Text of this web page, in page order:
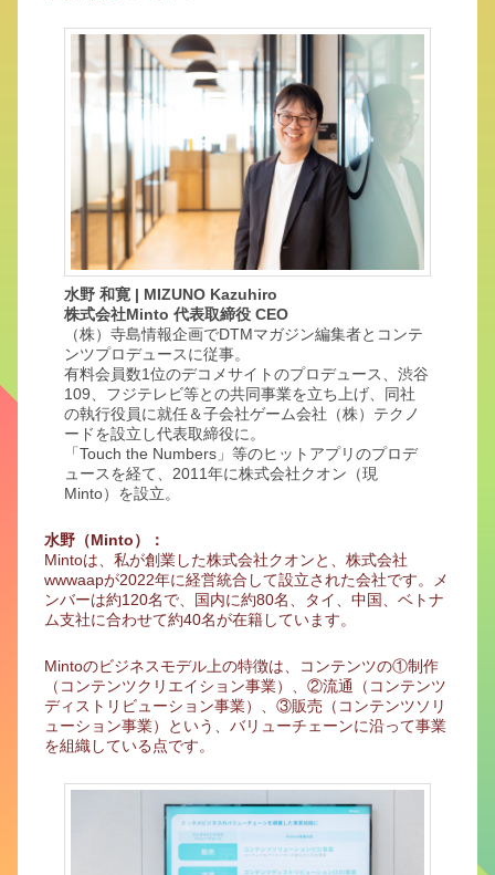
水野 和寛 | MIZUNO Kazuhiro
株式会社Minto 代表取締役 CEO
（株）寺島情報企画でDTMマガジン編集者とコンテ
ンツプロデュースに従事。
有料会員数1位のデコメサイトのプロデュース、渋谷
109、フジテレビ等との共同事業を立ち上げ、同社
の執行役員に就任＆子会社ゲーム会社（株）テクノ
ードを設立し代表取締役に。
「Touch the Numbers」等のヒットアプリのプロデ
ュースを経て、2011年に株式会社クオン（現
Minto）を設立。
水野（Minto）：
Mintoは、私が創業した株式会社クオンと、株式会社
wwwaapが2022年に経営統合して設立された会社です。メ
ンバーは約120名で、国内に約80名、タイ、中国、ベトナ
ム支社に合わせて約40名が在籍しています。
Mintoのビジネスモデル上の特徴は、コンテンツの①制作
（コンテンツクリエイション事業）、②流通（コンテンツ
ディストリビューション事業）、③販売（コンテンツソリ
ューション事業）という、バリューチェーンに沿って事業
を組織している点です。